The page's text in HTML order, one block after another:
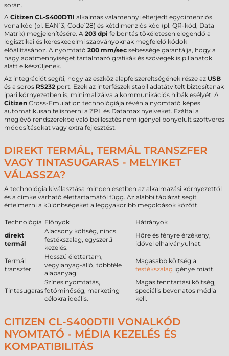
során.
A Citizen CL-S400DTII alkalmas valamennyi elterjedt egydimenziós
vonalkód (pl. EAN13, Code128) és kétdimenziós kód (pl. QR-kód, Data
Matrix) megjelenítésére. A 203 dpi felbontás tökéletesen elegendő a
logisztikai és kereskedelmi szabványoknak megfelelő kódok
előállításához. A nyomtató 200 mm/sec sebessége garantálja, hogy a
nagy adatmennyiséget tartalmazó grafikák és szövegek is pillanatok
alatt elkészüljenek.
Az integrációt segíti, hogy az eszköz alapfelszereltségének része az USB
és a soros RS232 port. Ezek az interfészek stabil adatátvitelt biztosítanak
ipari környezetben is, minimalizálva a kommunikációs hibák esélyét. A
Citizen Cross-Emulation technológiája révén a nyomtató képes
automatikusan felismerni a ZPL és Datamax nyelveket. Ezáltal a
meglévő rendszerekbe való beillesztés nem igényel bonyolult szoftveres
módosításokat vagy extra fejlesztést.
DIREKT TERMÁL, TERMÁL TRANSZFER
VAGY TINTASUGARAS - MELYIKET
VÁLASSZA?
A technológia kiválasztása minden esetben az alkalmazási környezettől
és a címke várható élettartamától függ. Az alábbi táblázat segít
értelmezni a különbségeket a leggyakoribb megoldások között.
Technológia Előnyök
Hátrányok
direkt
termál
Alacsony költség, nincs
festékszalag, egyszerű
kezelés.
Hőre és fényre érzékeny,
idővel elhalványulhat.
Termál
transzfer
Hosszú élettartam,
vegyianyag-álló, többféle
alapanyag.
Magasabb költség a
festékszalag igénye miatt.
Tintasugaras
Színes nyomtatás,
fotóminőség, marketing
célokra ideális.
Magas fenntartási költség,
speciális bevonatos média
kell.
CITIZEN CL-S400DTII VONALKÓD
NYOMTATÓ - MÉDIA KEZELÉS ÉS
KOMPATIBILITÁS